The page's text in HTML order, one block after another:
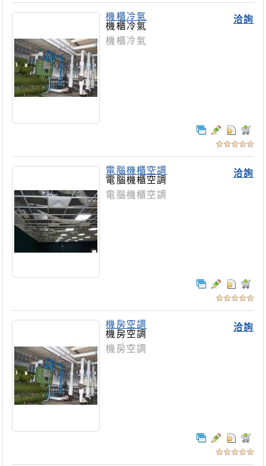
洽詢
機櫃冷氣
機櫃冷氣
機櫃冷氣
洽詢
電腦機櫃空調
電腦機櫃空調
電腦機櫃空調
洽詢
機房空調
機房空調
機房空調